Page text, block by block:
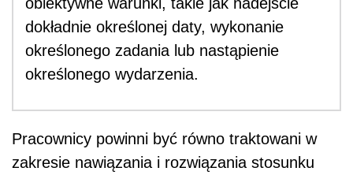
dokładnie określonej daty, wykonanie
określonego zadania lub nastąpienie
określonego wydarzenia.
Pracownicy powinni być równo traktowani w
zakresie nawiązania i rozwiązania stosunku